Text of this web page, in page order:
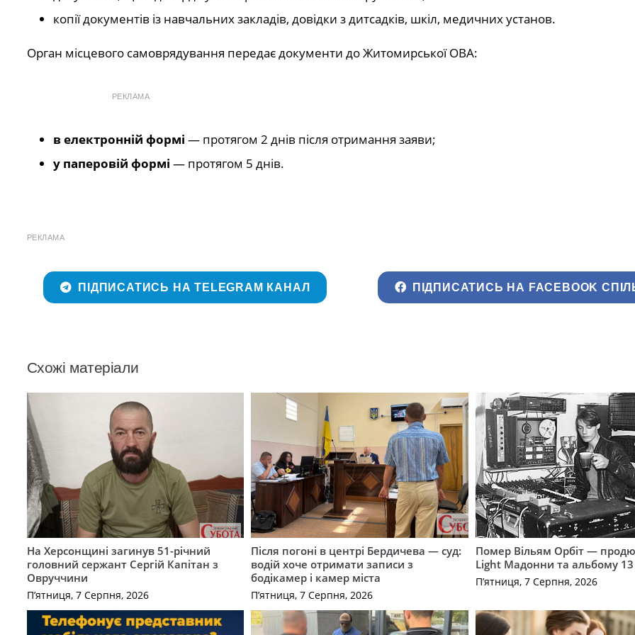
копії документів із навчальних закладів, довідки з дитсадків, шкіл, медичних установ.
Орган місцевого самоврядування передає документи до Житомирської ОВА:
РЕКЛАМА
в електронній формі — протягом 2 днів після отримання заяви;
у паперовій формі — протягом 5 днів.
РЕКЛАМА
ПІДПИСАТИСЬ НА TELEGRAM КАНАЛ ПІДПИСАТИСЬ НА FACEBOOK
Схожі матеріали
На Херсонщині загинув 51-річний
головний сержант Сергій Капітан з
Овруччини
П’ятниця, 7 Серпня, 2026
Після погоні в центрі Бердичева — суд:
водій хоче отримати записи з
бодікамер і камер міста
П’ятниця, 7 Серпня, 2026
Помер Вільям Орбіт —
Light Мадонни та альбому 13
П’ятниця, 7 Серпня, 2026